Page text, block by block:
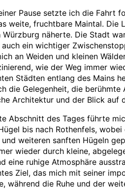
Pause setzte ich die Fahrt
weite, fruchtbare Maintal. Die
Würzburg näherte. Die Stadt
auch ein wichtiger
an Weiden und kleinen
wie der Weg immer
Städten entlang des Mains
die Gelegenheit, die
Architektur und der Blick auf
Abschnitt des Tages führte
bis nach Rothenfels,
und weiteren sanften Hügeln
wieder durch kleine,
eine ruhige Atmosphäre
Ziel, das mich mit seiner
während die Ruhe und der